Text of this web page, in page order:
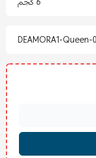
DEAMORA1-Queen-